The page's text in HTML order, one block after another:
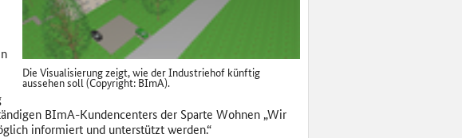
Die Visualisierung zeigt, wie der Industriehof künftig
aussehen soll (Copyright: BImA).
BImA-Kundencenters der Sparte Wohnen „Wir
informiert und unterstützt werden.“